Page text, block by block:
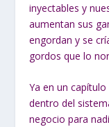
inyectables y
aumentan sus
engordan y se
gordos que lo
Ya en un
dentro del
negocio para